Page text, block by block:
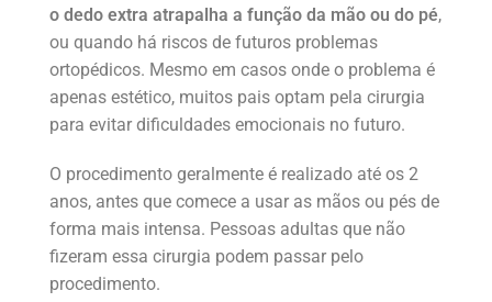
o dedo extra atrapalha a função da mão ou do pé,
ou quando há riscos de futuros problemas
ortopédicos. Mesmo em casos onde o problema é
apenas estético, muitos pais optam pela cirurgia
para evitar dificuldades emocionais no futuro.
O procedimento geralmente é realizado até os 2
anos, antes que comece a usar as mãos ou pés de
forma mais intensa. Pessoas adultas que não
fizeram essa cirurgia podem passar pelo
procedimento.